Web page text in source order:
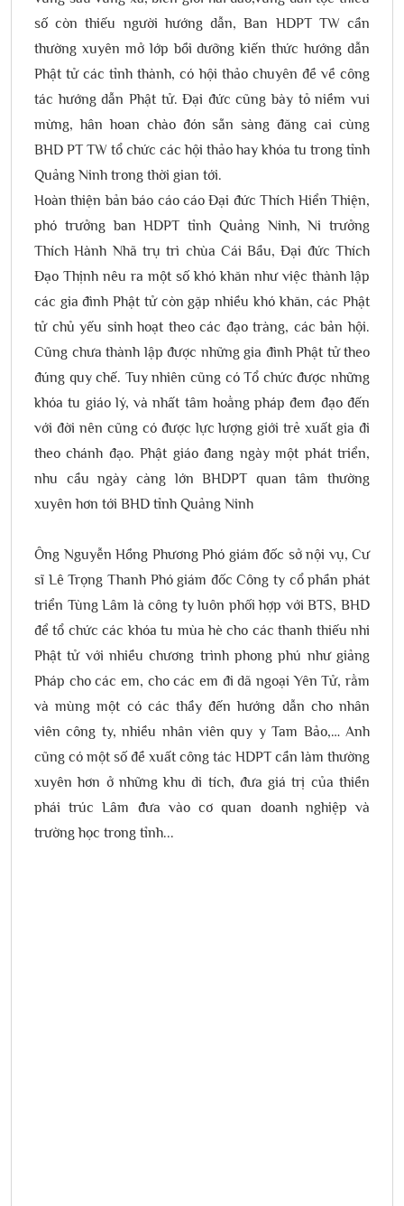
số còn thiếu người hướng dẫn, Ban HDPT TW cần
thường xuyên mở lớp bồi dưỡng kiến thức hướng dẫn
Phật tử các tỉnh thành, có hội thảo chuyên đề về công
tác hướng dẫn Phật tử. Đại đức cũng bày tỏ niềm vui
mừng, hân hoan chào đón sẵn sàng đăng cai cùng
BHD PT TW tổ chức các hội thảo hay khóa tu trong tỉnh
Quảng Ninh trong thời gian tới.
Hoàn thiện bản báo cáo cáo Đại đức Thích Hiển Thiện,
phó trưởng ban HDPT tỉnh Quảng Ninh, Ni trưởng
Thích Hành Nhã trụ trì chùa Cái Bầu, Đại đức Thích
Đạo Thịnh nêu ra một số khó khăn như việc thành lập
các gia đình Phật tử còn gặp nhiều khó khăn, các Phật
tử chủ yếu sinh hoạt theo các đạo tràng, các bản hội.
Cũng chưa thành lập được những gia đình Phật tử theo
đúng quy chế. Tuy nhiên cũng có Tổ chức được những
khóa tu giáo lý, và nhất tâm hoằng pháp đem đạo đến
với đời nên cũng có được lực lượng giới trẻ xuất gia đi
theo chánh đạo. Phật giáo đang ngày một phát triển,
nhu cầu ngày càng lớn BHDPT quan tâm thường
xuyên hơn tới BHD tỉnh Quảng Ninh
Ông Nguyễn Hồng Phương Phó giám đốc sở nội vụ, Cư
sĩ Lê Trọng Thanh Phó giám đốc Công ty cổ phần phát
triển Tùng Lâm là công ty luôn phối hợp với BTS, BHD
để tổ chức các khóa tu mùa hè cho các thanh thiếu nhi
Phật tử với nhiều chương trình phong phú như giảng
Pháp cho các em, cho các em đi dã ngoại Yên Tử, rằm
và mùng một có các thầy đến hướng dẫn cho nhân
viên công ty, nhiều nhân viên quy y Tam Bảo,… Anh
cũng có một số đề xuất công tác HDPT cần làm thường
xuyên hơn ở những khu di tích, đưa giá trị của thiền
phái trúc Lâm đưa vào cơ quan doanh nghiệp và
trường học trong tỉnh...